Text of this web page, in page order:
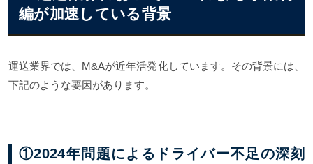
編が加速している背景
運送業界では、M&Aが近年活発化しています。その背景には、
下記のような要因があります。
①2024年問題によるドライバー不足の深刻